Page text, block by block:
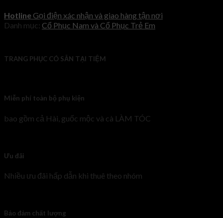
Hotline Gọi điện xác nhận và giao hàng tận nơi
Danh mục: Cổ Phục Nam và Cổ Phục Trẻ Em
TRANG PHỤC CÓ SẴN TẠI TIỆM
Miễn phí toàn bộ phụ kiện
bao gồm cả Hài, guốc mộc và cà LÀM TÓC
Ưu đãi
Nhiều ưu đãi hấp dẫn khi thuê theo nhóm
Bảo đảm chất lượng